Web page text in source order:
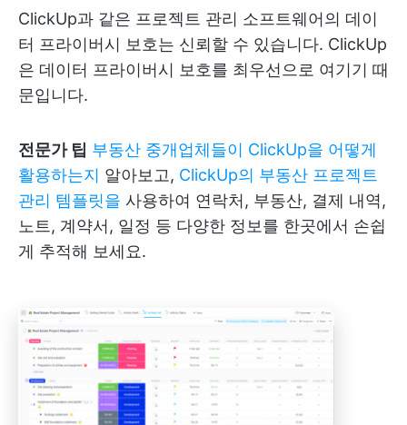
ClickUp과 같은 프로젝트 관리 소프트웨어의 데이
터 프라이버시 보호는 신뢰할 수 있습니다. ClickUp
은 데이터 프라이버시 보호를 최우선으로 여기기 때
문입니다.
전문가 팁 부동산 중개업체들이 ClickUp을 어떻게
활용하는지 알아보고, ClickUp의 부동산 프로젝트
관리 템플릿을 사용하여 연락처, 부동산, 결제 내역,
노트, 계약서, 일정 등 다양한 정보를 한곳에서 손쉽
게 추적해 보세요.